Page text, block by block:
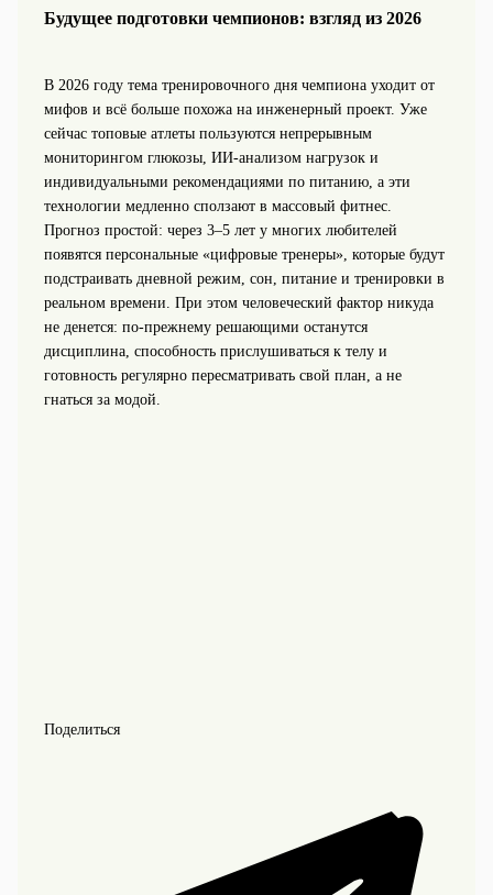
Будущее подготовки чемпионов: взгляд из 2026
В 2026 году тема тренировочного дня чемпиона уходит от
мифов и всё больше похожа на инженерный проект. Уже
сейчас топовые атлеты пользуются непрерывным
мониторингом глюкозы, ИИ‑анализом нагрузок и
индивидуальными рекомендациями по питанию, а эти
технологии медленно сползают в массовый фитнес.
Прогноз простой: через 3–5 лет у многих любителей
появятся персональные «цифровые тренеры», которые будут
подстраивать дневной режим, сон, питание и тренировки в
реальном времени. При этом человеческий фактор никуда
не денется: по‑прежнему решающими останутся
дисциплина, способность прислушиваться к телу и
готовность регулярно пересматривать свой план, а не
гнаться за модой.
Поделиться